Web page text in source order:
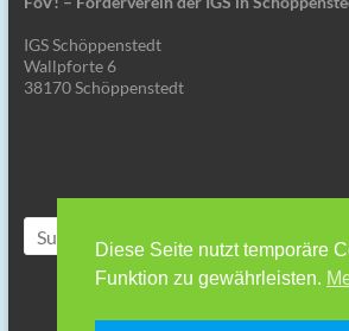
IGS Schöppenstedt
Wallpforte 6
38170 Schöppenstedt
Diese Seite nutzt temporäre
Funktion zu gewährleisten.